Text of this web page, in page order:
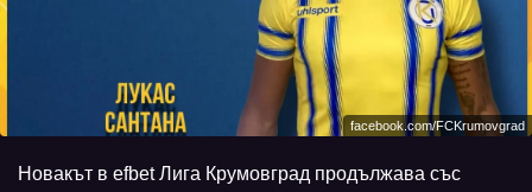
facebook.com/FCKrumovgrad
Новакът в efbet Лига Крумовград продължава със